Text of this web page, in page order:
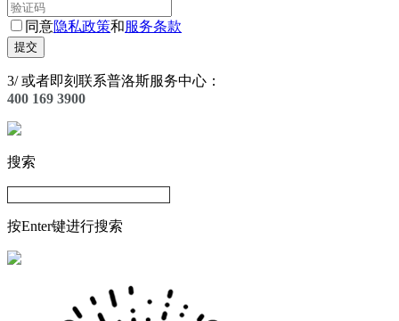
同意隐私政策和服务条款
提交
3/或者即刻联系普洛斯服务中心：
400 169 3900
搜索
按Enter键进行搜索